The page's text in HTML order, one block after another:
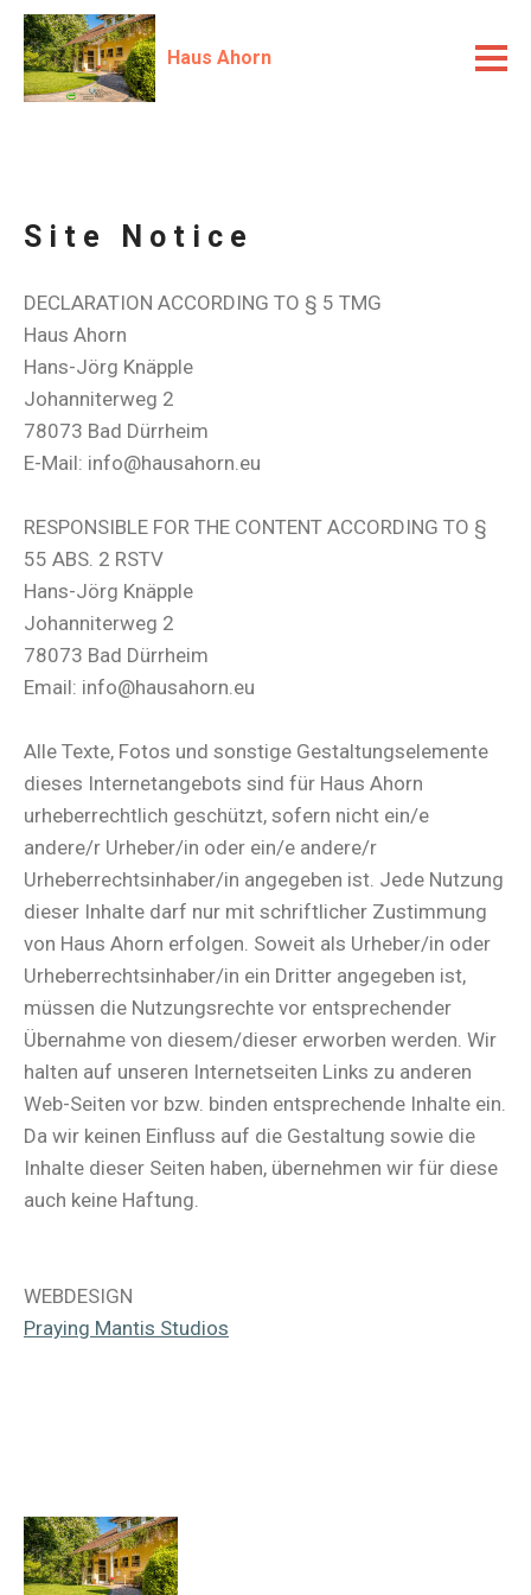
Haus Ahorn
Site Notice
DECLARATION ACCORDING TO § 5 TMG
Haus Ahorn
Hans-Jörg Knäpple
Johanniterweg 2
78073 Bad Dürrheim
E-Mail: info@hausahorn.eu
RESPONSIBLE FOR THE CONTENT ACCORDING TO §
55 ABS. 2 RSTV
Hans-Jörg Knäpple
Johanniterweg 2
78073 Bad Dürrheim
Email: info@hausahorn.eu
Alle Texte, Fotos und sonstige Gestaltungselemente
dieses Internetangebots sind für Haus Ahorn
urheberrechtlich geschützt, sofern nicht ein/e
andere/r Urheber/in oder ein/e andere/r
Urheberrechtsinhaber/in angegeben ist. Jede Nutzung
dieser Inhalte darf nur mit schriftlicher Zustimmung
von Haus Ahorn erfolgen. Soweit als Urheber/in oder
Urheberrechtsinhaber/in ein Dritter angegeben ist,
müssen die Nutzungsrechte vor entsprechender
Übernahme von diesem/dieser erworben werden. Wir
halten auf unseren Internetseiten Links zu anderen
Web-Seiten vor bzw. binden entsprechende Inhalte ein.
Da wir keinen Einfluss auf die Gestaltung sowie die
Inhalte dieser Seiten haben, übernehmen wir für diese
auch keine Haftung.
WEBDESIGN
Praying Mantis Studios